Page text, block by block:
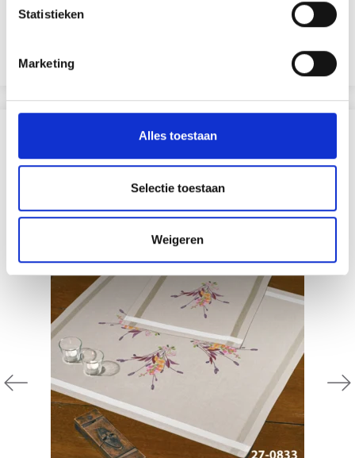
Statistieken
Marketing
Alles toestaan
Selectie toestaan
Weigeren
EUR 29.60EUR 36.99
Voeg toe aan winkelwagen
ANDEREN KOCHTEN OOK